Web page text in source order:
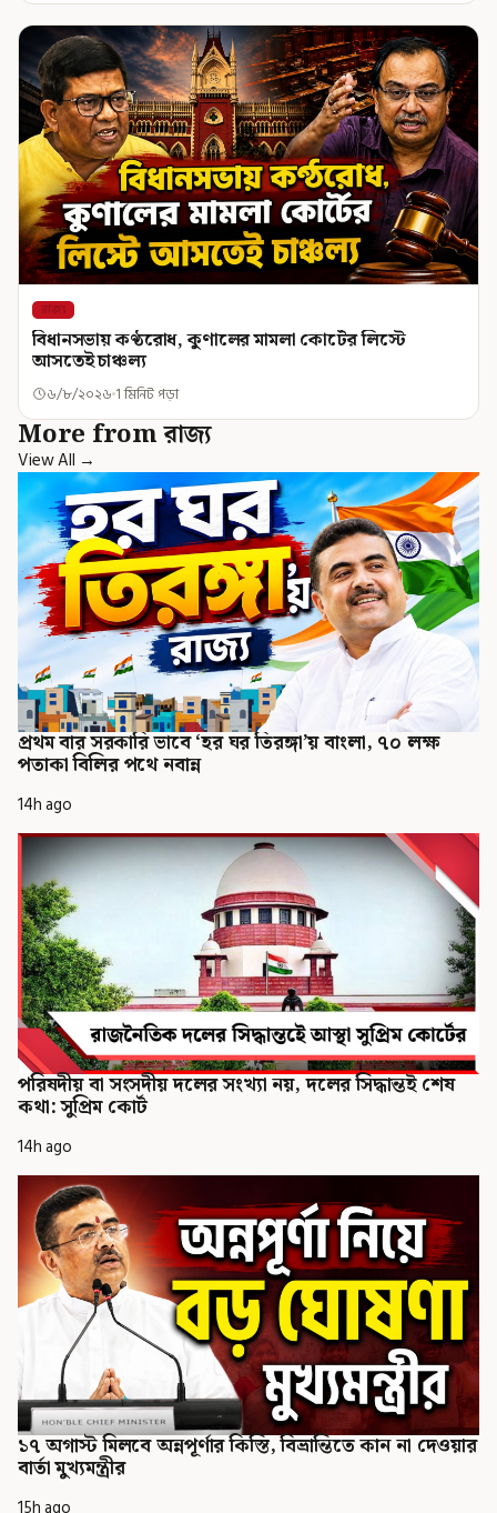
রাজ্য
বিধানসভায় কণ্ঠরোধ, কুণালের মামলা কোর্টের লিস্টে
আসতেই চাঞ্চল্য
৬/৮/২০২৬ 1 মিনিট পড়া
More from রাজ্য
View All →
প্রথম বার সরকারি ভাবে ‘হর ঘর তিরঙ্গা’য় বাংলা, ৭০ লক্ষ
পতাকা বিলির পথে নবান্ন
14h ago
পরিষদীয় বা সংসদীয় দলের সংখ্যা নয়, দলের সিদ্ধান্তই শেষ
কথা: সুপ্রিম কোর্ট
14h ago
১৭ অগাস্ট মিলবে অন্নপূর্ণার কিস্তি, বিভ্রান্তিতে কান না দেওয়ার
বার্তা মুখ্যমন্ত্রীর